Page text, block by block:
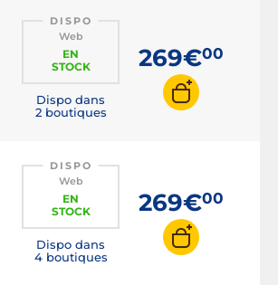
DISPO
Web
EN
STOCK
Dispo dans
2 boutiques
269€00
DISPO
Web
EN
STOCK
Dispo dans
4 boutiques
269€00